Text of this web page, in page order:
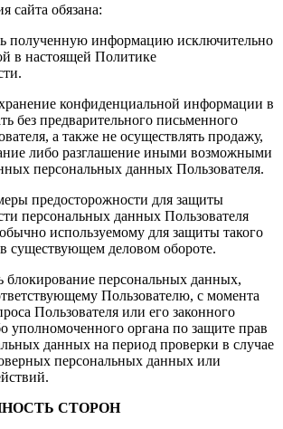
сайта обязана:
полученную информацию исключительно
в настоящей Политике
конфиденциальной информации в
без предварительного письменного
а также не осуществлять продажу,
либо разглашение иными возможными
персональных данных Пользователя.
предосторожности для защиты
персональных данных Пользователя
используемому для защиты такого
существующем деловом обороте.
блокирование персональных данных,
Пользователю, с момента
Пользователя или его законного
уполномоченного органа по защите прав
данных на период проверки в случае
персональных данных или
СТОРОН